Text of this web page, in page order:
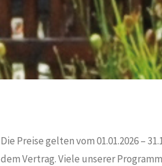
Die Preise gelten vom 01.01.2026 –
dem Vertrag. Viele unserer